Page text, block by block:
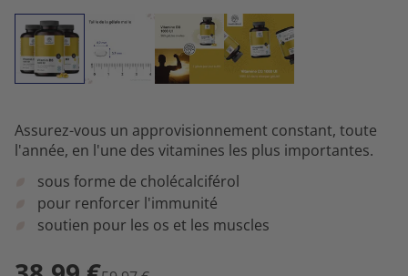
Assurez-vous un approvisionnement constant, toute
l'année, en l'une des vitamines les plus importantes.
sous forme de cholécalciférol
pour renforcer l'immunité
soutien pour les os et les muscles